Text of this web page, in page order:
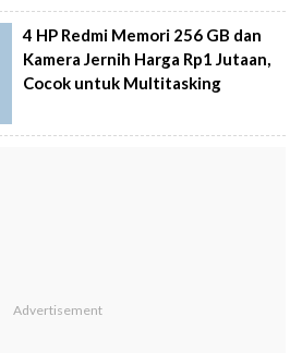
4 HP Redmi Memori 256 GB dan
Kamera Jernih Harga Rp1 Jutaan,
Cocok untuk Multitasking